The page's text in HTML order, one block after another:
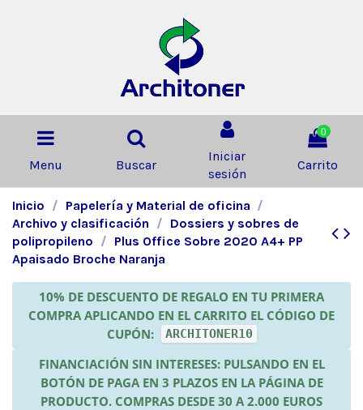
Menu Buscar
Iniciar
sesión
0
Carrito
Inicio
Papelería y Material de oficina
Archivo y clasificación
Dossiers y sobres de
polipropileno
Plus Office Sobre 2020 A4+ PP
Apaisado Broche Naranja
10% DE DESCUENTO DE REGALO EN TU PRIMERA
COMPRA APLICANDO EN EL CARRITO EL CÓDIGO DE
CUPÓN:
ARCHITONER10
FINANCIACIÓN SIN INTERESES: PULSANDO EN EL
BOTÓN DE PAGA EN 3 PLAZOS EN LA PÁGINA DE
PRODUCTO. COMPRAS DESDE 30 A 2.000 EUROS